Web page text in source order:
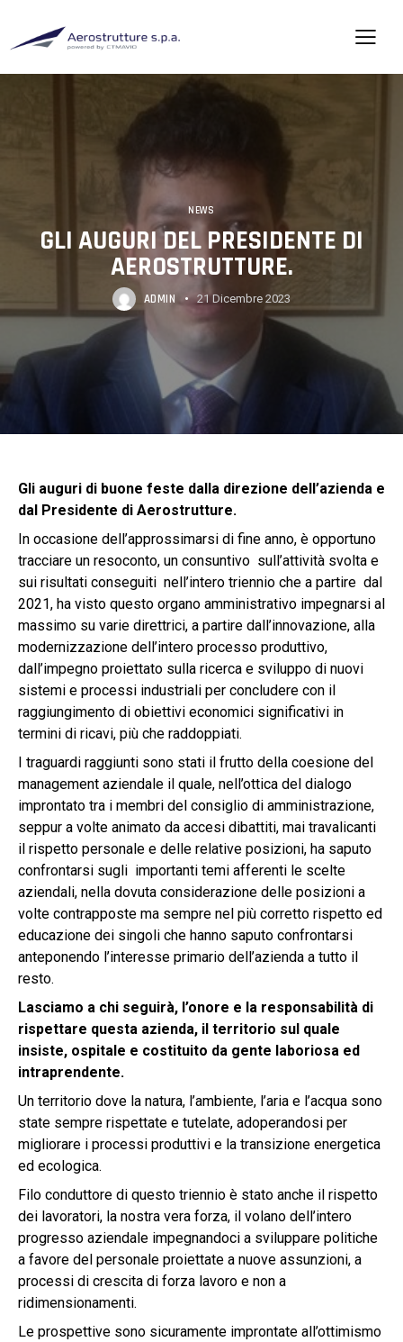
NEWS
GLI AUGURI DEL PRESIDENTE DI
AEROSTRUTTURE.
ADMIN 21 Dicembre 2023
Gli auguri di buone feste dalla direzione dell’azienda e
dal Presidente di Aerostrutture.
In occasione dell’approssimarsi di fine anno, è opportuno
tracciare un resoconto, un consuntivo sull’attività svolta e
sui risultati conseguiti nell’intero triennio che a partire dal
2021, ha visto questo organo amministrativo impegnarsi al
massimo su varie direttrici, a partire dall’innovazione, alla
modernizzazione dell’intero processo produttivo,
dall’impegno proiettato sulla ricerca e sviluppo di nuovi
sistemi e processi industriali per concludere con il
raggiungimento di obiettivi economici significativi in
termini di ricavi, più che raddoppiati.
I traguardi raggiunti sono stati il frutto della coesione del
management aziendale il quale, nell’ottica del dialogo
improntato tra i membri del consiglio di amministrazione,
seppur a volte animato da accesi dibattiti, mai travalicanti
il rispetto personale e delle relative posizioni, ha saputo
confrontarsi sugli importanti temi afferenti le scelte
aziendali, nella dovuta considerazione delle posizioni a
volte contrapposte ma sempre nel più corretto rispetto ed
educazione dei singoli che hanno saputo confrontarsi
anteponendo l’interesse primario dell’azienda a tutto il
resto.
Lasciamo a chi seguirà, l’onore e la responsabilità di
rispettare questa azienda, il territorio sul quale
insiste, ospitale e costituito da gente laboriosa ed
intraprendente.
Un territorio dove la natura, l’ambiente, l’aria e l’acqua sono
state sempre rispettate e tutelate, adoperandosi per
migliorare i processi produttivi e la transizione energetica
ed ecologica.
Filo conduttore di questo triennio è stato anche il rispetto
dei lavoratori, la nostra vera forza, il volano dell’intero
progresso aziendale impegnandoci a sviluppare politiche
a favore del personale proiettate a nuove assunzioni, a
processi di crescita di forza lavoro e non a
ridimensionamenti.
Le prospettive sono sicuramente improntate all’ottimismo